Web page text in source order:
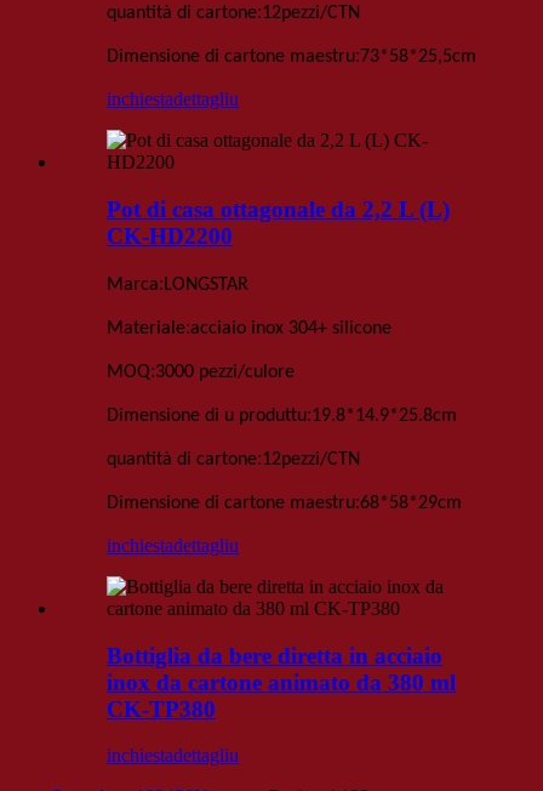
quantità di cartone:12pezzi/CTN
Dimensione di cartone maestru:73*58*25,5cm
inchiestadettagliu
Pot di casa ottagonale da 2,2 L (L)
CK-HD2200
Marca:LONGSTAR
Materiale:acciaio inox 304+ silicone
MOQ:3000 pezzi/culore
Dimensione di u produttu:19.8*14.9*25.8cm
quantità di cartone:12pezzi/CTN
Dimensione di cartone maestru:68*58*29cm
inchiestadettagliu
Bottiglia da bere diretta in acciaio
inox da cartone animato da 380 ml
CK-TP380
inchiestadettagliu